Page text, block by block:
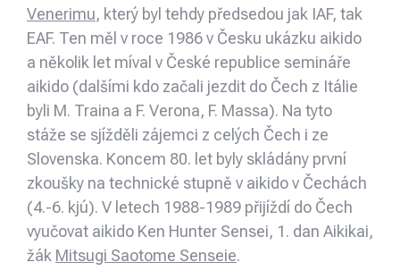
Venerimu, který byl tehdy předsedou jak IAF, tak
EAF. Ten měl v roce 1986 v Česku ukázku aikido
a několik let míval v České republice semináře
aikido (dalšími kdo začali jezdit do Čech z Itálie
byli M. Traina a F. Verona, F. Massa). Na tyto
stáže se sjížděli zájemci z celých Čech i ze
Slovenska. Koncem 80. let byly skládány první
zkoušky na technické stupně v aikido v Čechách
(4.-6. kjú). V letech 1988-1989 přijíždí do Čech
vyučovat aikido Ken Hunter Sensei, 1. dan Aikikai,
žák Mitsugi Saotome Senseie.